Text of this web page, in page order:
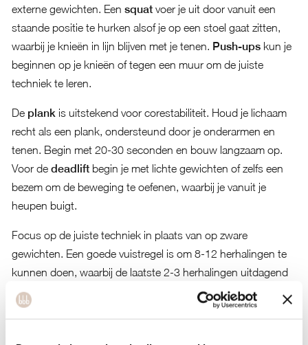
externe gewichten. Een squatvoer je uit door vanuit een
staande positie te hurken alsof je op een stoel gaat zitten,
waarbij je knieën in lijn blijven met je tenen. Push-upskun je
beginnen op je knieën of tegen een muur om de juiste
techniek te leren.
De plank is uitstekend voor corestabiliteit. Houd je lichaam
recht als een plank, ondersteund door je onderarmen en
tenen. Begin met 20-30 seconden en bouw langzaam op.
Voor de deadliftbegin je met lichte gewichten of zelfs een
bezem om de beweging te oefenen, waarbij je vanuit je
heupen buigt.
Focus op de juiste techniek in plaats van op zware
gewichten. Een goede vuistregel is om 8-12 herhalingen te
kunnen doen, waarbij de laatste 2-3 herhalingen uitdagend
aanvoelen, maar nog steeds met correcte vorm uitgevoerd
kunnen worden.